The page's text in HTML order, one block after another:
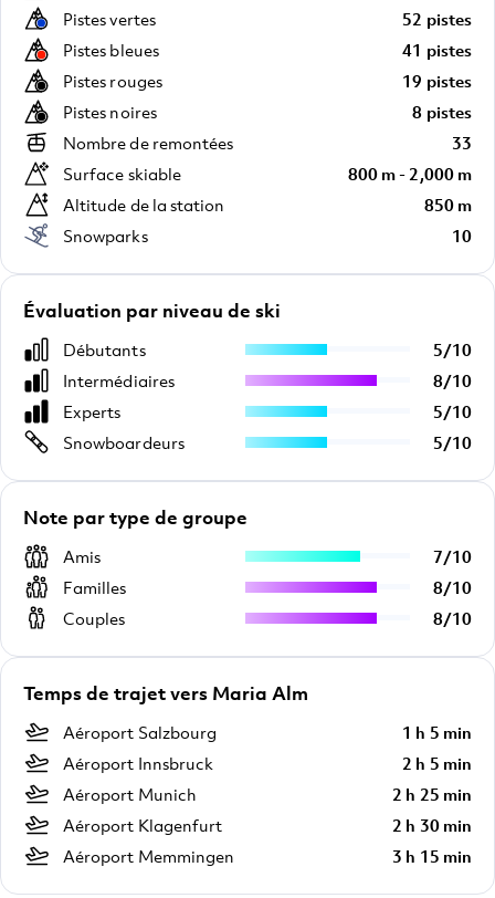
Pistes vertes
52 pistes
Pistes bleues
41 pistes
Pistes rouges
19 pistes
Pistes noires
8 pistes
Nombre de remontées
33
Surface skiable
800 m - 2,000 m
Altitude de la station
850 m
Snowparks
10
Évaluation par niveau de ski
Débutants 5/10
Intermédiaires
8/10
Experts
5/10
Snowboardeurs
5/10
Note par type de groupe
Amis 7/10
Familles
8/10
Couples
8/10
Temps de trajet vers Maria Alm
Aéroport Salzbourg
1 h 5 min
Aéroport Innsbruck
2 h 5 min
Aéroport Munich
2 h 25 min
Aéroport Klagenfurt
2 h 30 min
Aéroport Memmingen
3 h 15 min